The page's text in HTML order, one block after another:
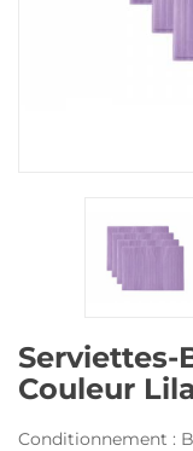
Serviettes-
Couleur
Conditionnement :